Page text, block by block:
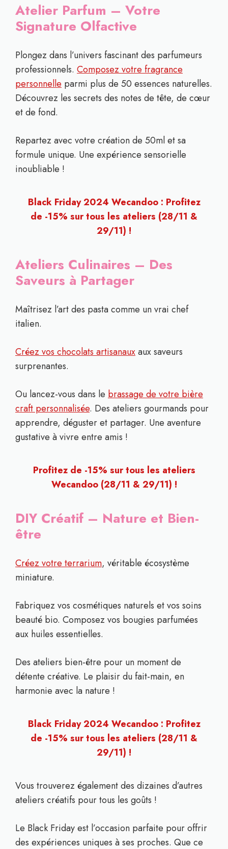
Atelier Parfum – Votre
Signature Olfactive
Plongez dans l’univers fascinant des parfumeurs
professionnels. Composez votre fragrance
personnelle parmi plus de 50 essences naturelles.
Découvrez les secrets des notes de tête, de cœur
et de fond.
Repartez avec votre création de 50ml et sa
formule unique. Une expérience sensorielle
inoubliable !
Black Friday 2024 Wecandoo : Profitez
de -15% sur tous les ateliers (28/11 &
29/11) !
Ateliers Culinaires – Des
Saveurs à Partager
Maîtrisez l’art des pasta comme un vrai chef
italien.
Créez vos chocolats artisanauxaux saveurs
surprenantes.
Ou lancez-vous dans le brassage de votre bière
craft personnalisée. Des ateliers gourmands pour
apprendre, déguster et partager. Une aventure
gustative à vivre entre amis !
Profitez de -15% sur tous les ateliers
Wecandoo (28/11 & 29/11) !
DIY Créatif – Nature et Bien-
être
Créez votre terrarium, véritable écosystème
miniature.
Fabriquez vos cosmétiques naturels et vos soins
beauté bio. Composez vos bougies parfumées
aux huiles essentielles.
Des ateliers bien-être pour un moment de
détente créative. Le plaisir du fait-main, en
harmonie avec la nature !
Black Friday 2024 Wecandoo : Profitez
de -15% sur tous les ateliers (28/11 &
29/11) !
Vous trouverez également des dizaines d’autres
ateliers créatifs pour tous les goûts !
Le Black Friday est l’occasion parfaite pour offrir
des expériences uniques à ses proches. Que ce